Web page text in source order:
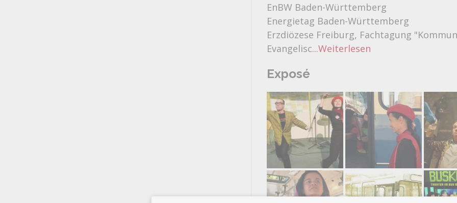
EnBW Baden-Württemberg
Energietag Baden-Württemberg
Erzdiözese Freiburg, Fachtagung
Evangelisc...Weiterlesen
Exposé